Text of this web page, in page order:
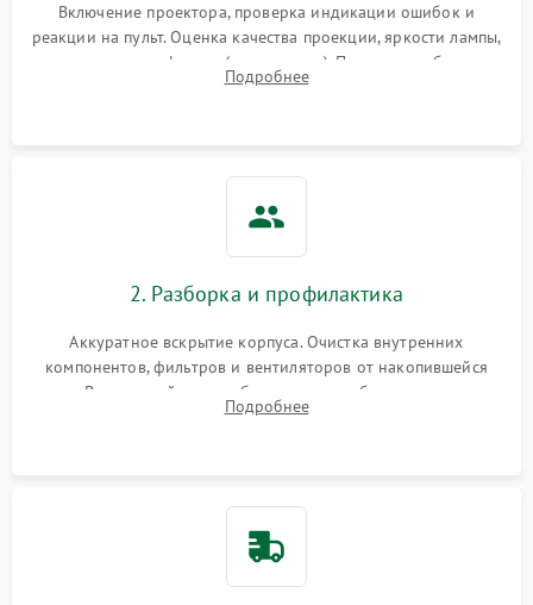
Проблемы с
масштабированием
Подробнее →
Включение проектора, проверка индикации ошибок и
реакции на пульт. Оценка качества проекции, яркости лампы,
наличия артефактов (точки, пятна). Проверка работы
системы охлаждения по уровню шума вентиляторов.
Подробнее
2. Разборка и профилактика
Аккуратное вскрытие корпуса. Очистка внутренних
компонентов, фильтров и вентиляторов от накопившейся
пыли. Визуальный осмотр блока питания, балласта лампы и
материнской платы на наличие прогаров или вздутых
Подробнее